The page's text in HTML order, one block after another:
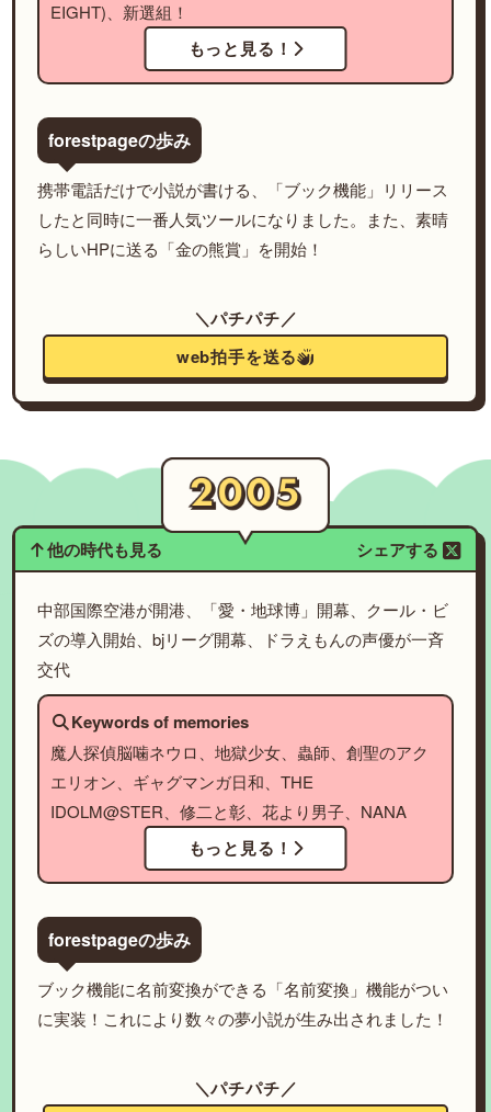
EIGHT)、新選組！
もっと見る！
forestpageの歩み
携帯電話だけで小説が書ける、「ブック機能」リリース
したと同時に一番人気ツールになりました。また、素晴
らしいHPに送る「金の熊賞」を開始！
＼パチパチ／
web拍手を送る
他の時代も見る シェアする
中部国際空港が開港、「愛・地球博」開幕、クール・ビ
ズの導入開始、bjリーグ開幕、ドラえもんの声優が一斉
交代
Keywords of memories
魔人探偵脳噛ネウロ、地獄少女、蟲師、創聖のアク
エリオン、ギャグマンガ日和、THE
IDOLM@STER、修二と彰、花より男子、NANA
もっと見る！
forestpageの歩み
ブック機能に名前変換ができる「名前変換」機能がつい
に実装！これにより数々の夢小説が生み出されました！
＼パチパチ／